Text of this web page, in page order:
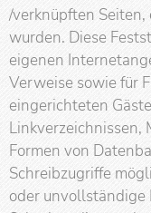
/verknüpften
wurden. Diese
eigenen
Verweise sowie für
eingerichteten
Formen von
Schreibzugriffe
oder unvollständige